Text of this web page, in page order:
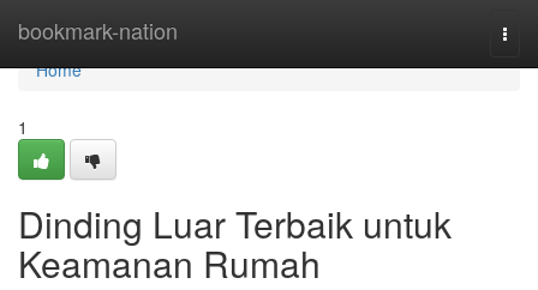
bookmark-nation
Home
Home
1
Dinding Luar Terbaik untuk
Keamanan Rumah